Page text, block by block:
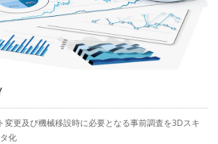
変更及び機械移設時に必要となる事前調査を3Dスキ
化